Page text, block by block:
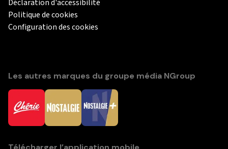
Déclaration d'accessibilité
Politique de cookies
Configuration des cookies
Les autres marques du groupe média NGroup